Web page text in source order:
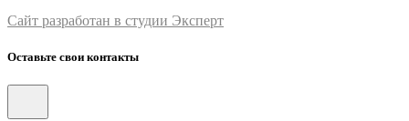
Сайт разработан в студии Эксперт
Оставьте свои контакты